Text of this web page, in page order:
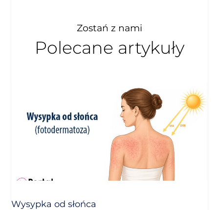
Zostań z nami
Polecane artykuły
Wysypka od słońca